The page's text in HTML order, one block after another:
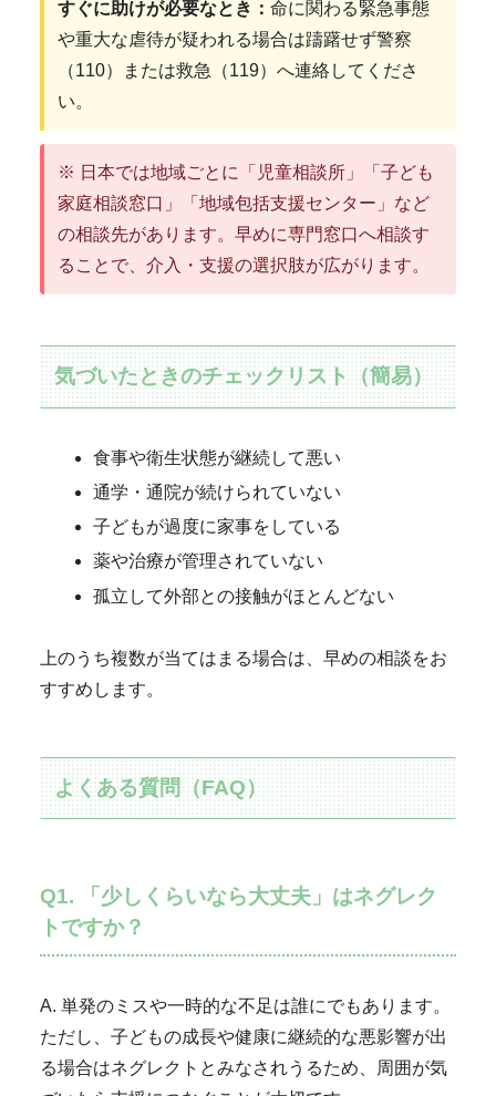
すぐに助けが必要なとき： 命に関わる緊急事態
や重大な虐待が疑われる場合は躊躇せず警察
（110）または救急（119）へ連絡してくださ
い。
※ 日本では地域ごとに「児童相談所」「子ども
家庭相談窓口」「地域包括支援センター」など
の相談先があります。早めに専門窓口へ相談す
ることで、介入・支援の選択肢が広がります。
気づいたときのチェックリスト（簡易）
食事や衛生状態が継続して悪い
通学・通院が続けられていない
子どもが過度に家事をしている
薬や治療が管理されていない
孤立して外部との接触がほとんどない
上のうち複数が当てはまる場合は、早めの相談をお
すすめします。
よくある質問（FAQ）
Q1. 「少しくらいなら大丈夫」はネグレク
トですか？
A. 単発のミスや一時的な不足は誰にでもあります。
ただし、子どもの成長や健康に継続的な悪影響が出
る場合はネグレクトとみなされうるため、周囲が気